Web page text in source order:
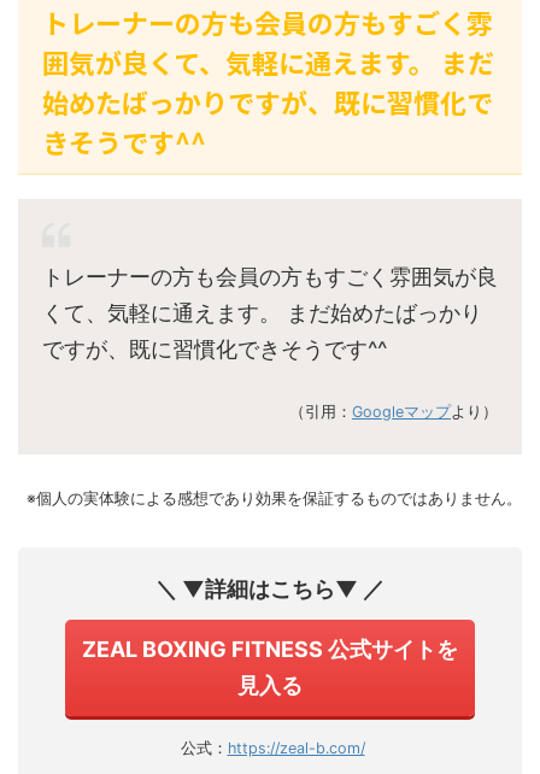
トレーナーの方も会員の方もすごく雰
囲気が良くて、気軽に通えます。 まだ
始めたばっかりですが、既に習慣化で
きそうです^^
トレーナーの方も会員の方もすごく雰囲気が良
くて、気軽に通えます。 まだ始めたばっかり
ですが、既に習慣化できそうです^^
（引用： Googleマップより）
※個人の実体験による感想であり効果を保証するものではありません。
＼ ▼詳細はこちら▼ ／
ZEAL BOXING FITNESS 公式サイトを
見入る
公式： https://zeal-b.com/